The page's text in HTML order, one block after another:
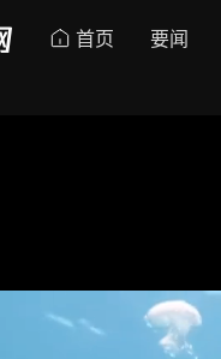
首页 要闻